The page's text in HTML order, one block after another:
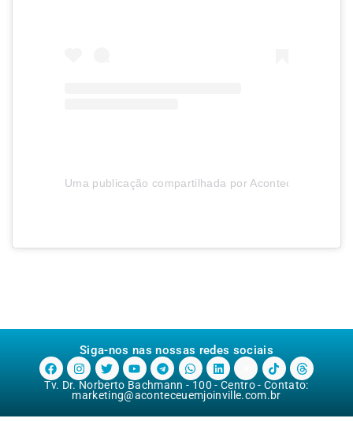
Uma publicação compartilhada por Aconteceu em
Siga-nos nas nossas redes sociais
Tv. Dr. Norberto Bachmann - 100 - Centro - Contato:
marketing@aconteceuemjoinville.com.br